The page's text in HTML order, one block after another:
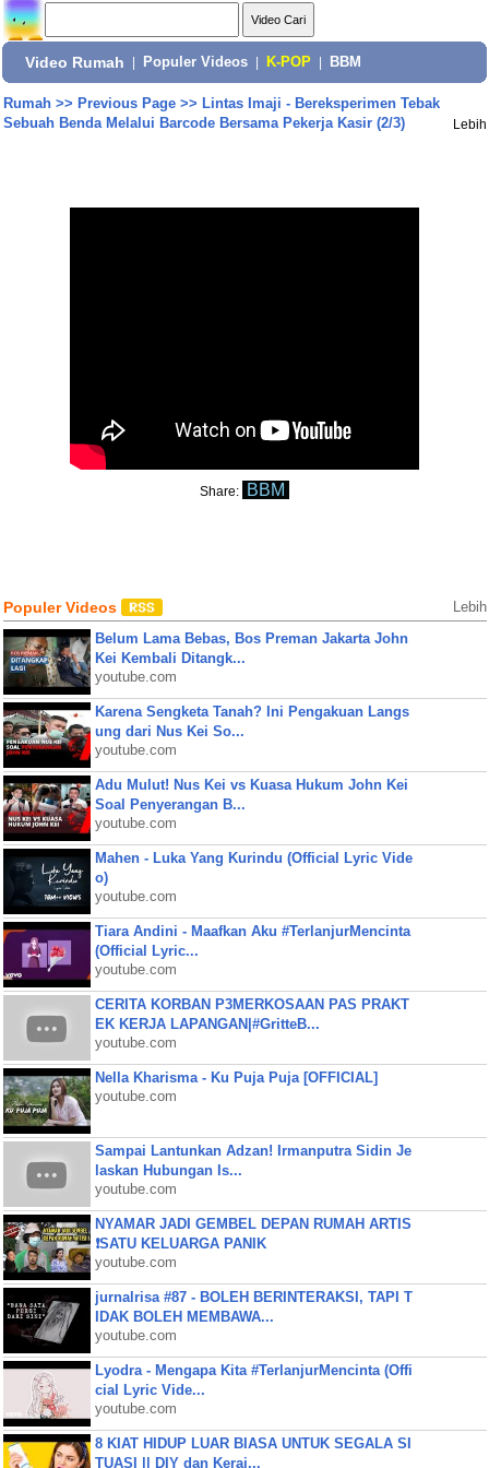
Video Rumah Populer Videos K-POP BBM
Rumah>> Previous Page>> Lintas Imaji - Bereksperimen Tebak
Sebuah Benda Melalui Barcode Bersama Pekerja Kasir (2/3)
Lebih
Share: BBM
Populer Videos Lebih
Belum Lama Bebas, Bos Preman Jakarta John
Kei Kembali Ditangk...
youtube.com
Karena Sengketa Tanah? Ini Pengakuan Langs
ung dari Nus Kei So...
youtube.com
Adu Mulut! Nus Kei vs Kuasa Hukum John Kei
Soal Penyerangan B...
youtube.com
Mahen - Luka Yang Kurindu (Official Lyric Vide
o)
youtube.com
Tiara Andini - Maafkan Aku #TerlanjurMencinta
(Official Lyric...
youtube.com
CERITA KORBAN P3MERKOSAAN PAS PRAKT
EK KERJA LAPANGAN|#GritteB...
youtube.com
Nella Kharisma - Ku Puja Puja [OFFICIAL]
youtube.com
Sampai Lantunkan Adzan! Irmanputra Sidin Je
laskan Hubungan Is...
youtube.com
NYAMAR JADI GEMBEL DEPAN RUMAH ARTIS
❗SATU KELUARGA PANIK
youtube.com
jurnalrisa #87 - BOLEH BERINTERAKSI, TAPI T
IDAK BOLEH MEMBAWA...
youtube.com
Lyodra - Mengapa Kita #TerlanjurMencinta (Offi
cial Lyric Vide...
youtube.com
8 KIAT HIDUP LUAR BIASA UNTUK SEGALA SI
TUASI || DIY dan Keraj...